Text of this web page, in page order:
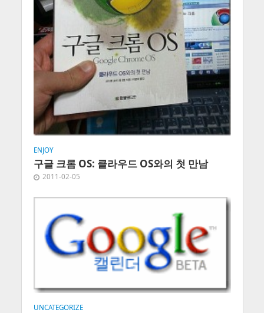
ENJOY
구글 크롬 OS: 클라우드 OS와의 첫 만남
2011-02-05
UNCATEGORIZE